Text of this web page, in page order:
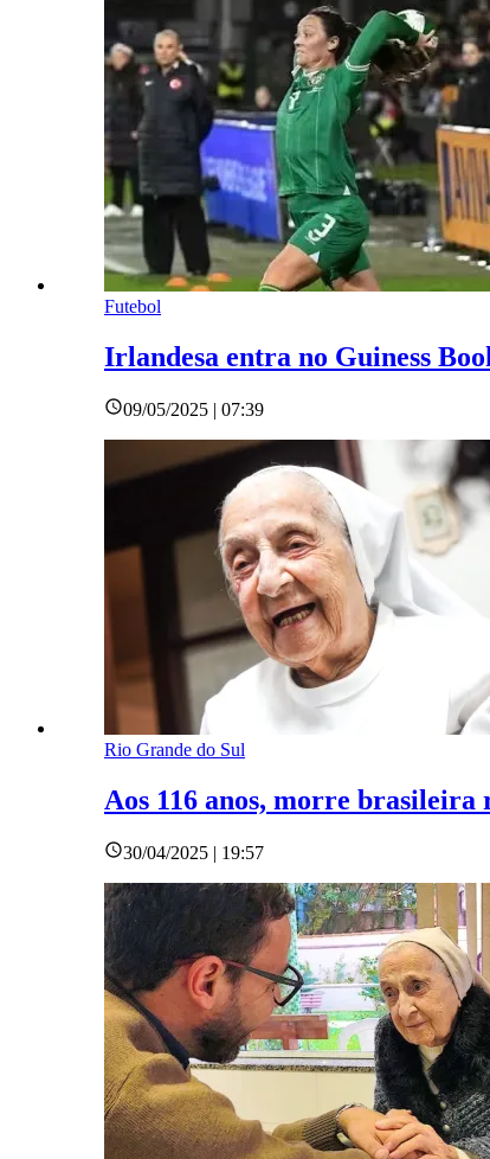
Futebol
Irlandesa entra no Guiness
09/05/2025 | 07:39
Rio Grande do Sul
Aos 116 anos, morre brasileira
30/04/2025 | 19:57